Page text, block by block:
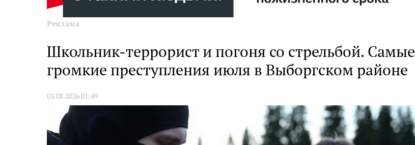
Реклама
Школьник-террорист и погоня со стрельбой. Самые
громкие преступления июля в Выборгском районе
03.08.2026 01:49